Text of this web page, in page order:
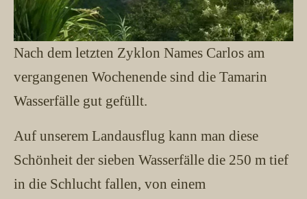
Nach dem letzten Zyklon Names Carlos am
vergangenen Wochenende sind die Tamarin
Wasserfälle gut gefüllt.
Auf unserem Landausflug kann man diese
Schönheit der sieben Wasserfälle die 250 m tief
in die Schlucht fallen, von einem